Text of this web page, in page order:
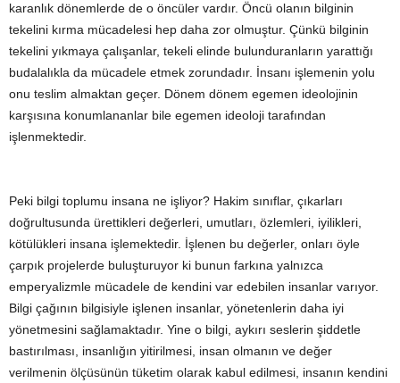
karanlık dönemlerde de o öncüler vardır. Öncü olanın bilginin
tekelini kırma mücadelesi hep daha zor olmuştur. Çünkü bilginin
tekelini yıkmaya çalışanlar, tekeli elinde bulunduranların yarattığı
budalalıkla da mücadele etmek zorundadır. İnsanı işlemenin yolu
onu teslim almaktan geçer. Dönem dönem egemen ideolojinin
karşısına konumlananlar bile egemen ideoloji tarafından
işlenmektedir.
Peki bilgi toplumu insana ne işliyor? Hakim sınıflar, çıkarları
doğrultusunda ürettikleri değerleri, umutları, özlemleri, iyilikleri,
kötülükleri insana işlemektedir. İşlenen bu değerler, onları öyle
çarpık projelerde buluşturuyor ki bunun farkına yalnızca
emperyalizmle mücadele de kendini var edebilen insanlar varıyor.
Bilgi çağının bilgisiyle işlenen insanlar, yönetenlerin daha iyi
yönetmesini sağlamaktadır. Yine o bilgi, aykırı seslerin şiddetle
bastırılması, insanlığın yitirilmesi, insan olmanın ve değer
verilmenin ölçüsünün tüketim olarak kabul edilmesi, insanın kendini